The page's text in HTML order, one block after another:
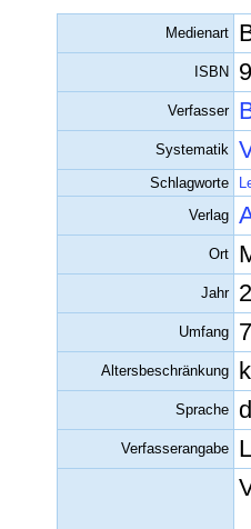
Medienart
ISBN
Verfasser
Systematik
Schlagworte
Verlag
Ort
Jahr
Umfang
Altersbeschränkung
Sprache
Verfasserangabe